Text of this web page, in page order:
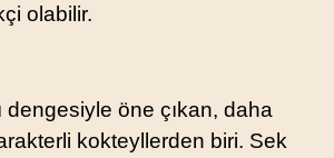
olabilir.
dengesiyle öne çıkan, daha
kokteyllerden biri. Sek